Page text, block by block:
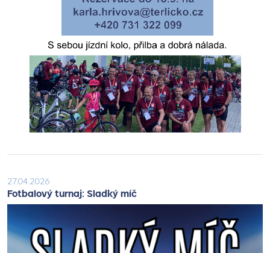
27.04.2026
Fotbalový turnaj: Sladký míč